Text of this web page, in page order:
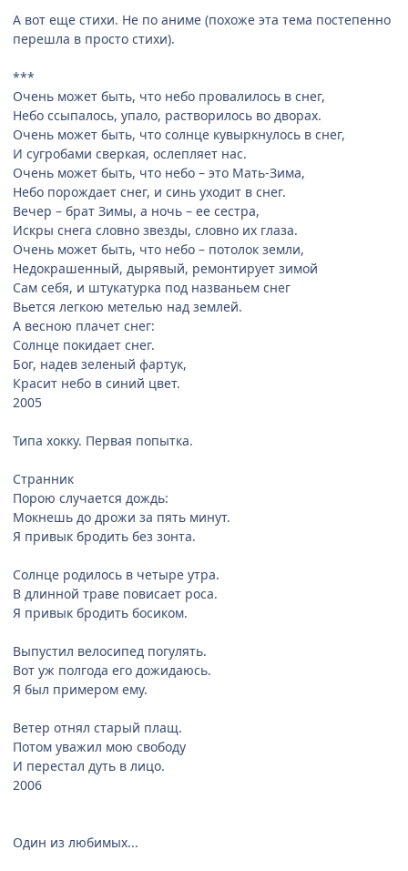
А вот еще стихи. Не по аниме (похоже эта тема постепенно
перешла в просто стихи).
***
Очень может быть, что небо провалилось в снег,
Небо ссыпалось, упало, растворилось во дворах.
Очень может быть, что солнце кувыркнулось в снег,
И сугробами сверкая, ослепляет нас.
Очень может быть, что небо – это Мать-Зима,
Небо порождает снег, и синь уходит в снег.
Вечер – брат Зимы, а ночь – ее сестра,
Искры снега словно звезды, словно их глаза.
Очень может быть, что небо – потолок земли,
Недокрашенный, дырявый, ремонтирует зимой
Сам себя, и штукатурка под названьем снег
Вьется легкою метелью над землей.
А весною плачет снег:
Солнце покидает снег.
Бог, надев зеленый фартук,
Красит небо в синий цвет.
2005
Типа хокку. Первая попытка.
Странник
Порою случается дождь:
Мокнешь до дрожи за пять минут.
Я привык бродить без зонта.
Солнце родилось в четыре утра.
В длинной траве повисает роса.
Я привык бродить босиком.
Выпустил велосипед погулять.
Вот уж полгода его дожидаюсь.
Я был примером ему.
Ветер отнял старый плащ.
Потом уважил мою свободу
И перестал дуть в лицо.
2006
Один из любимых...